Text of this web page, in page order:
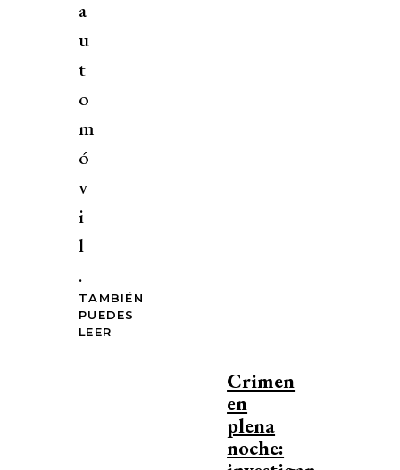
a
u
t
o
m
ó
v
i
l
.
TAMBIÉN
PUEDES
LEER
Crimen
en
plena
noche: